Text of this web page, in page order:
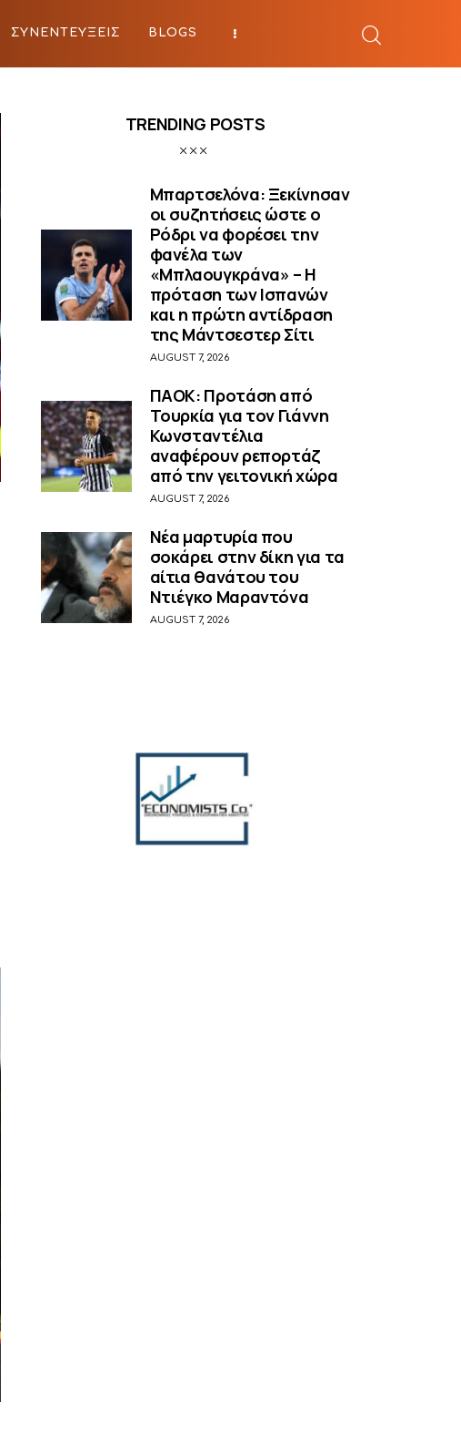
ΣΥΝΕΝΤΕΥΞΕΙΣ BLOGS
TRENDING POSTS
Μπαρτσελόνα: Ξεκίνησαν
οι συζητήσεις ώστε ο
Ρόδρι να φορέσει την
φανέλα των
«Μπλαουγκράνα» – Η
πρόταση των Ισπανών
και η πρώτη αντίδραση
της Μάντσεστερ Σίτι
AUGUST 7, 2026
ΠΑΟΚ: Προτάση από
Τουρκία για τον Γιάννη
Κωνσταντέλια
αναφέρουν ρεπορτάζ
από την γειτονική χώρα
AUGUST 7, 2026
Νέα μαρτυρία που
σοκάρει στην δίκη για τα
αίτια θανάτου του
Ντιέγκο Μαραντόνα
AUGUST 7, 2026